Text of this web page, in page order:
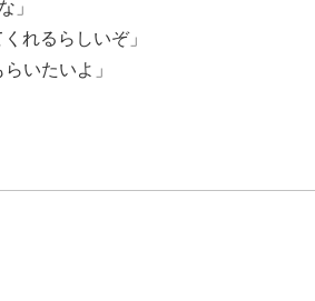
」
れるらしいぞ」
いたいよ」